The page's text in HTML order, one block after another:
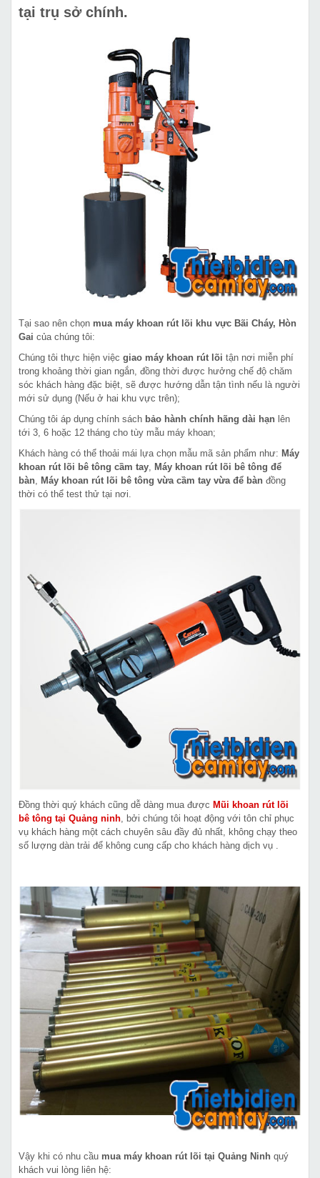
tại trụ sở chính.
Tại sao nên chọn mua máy khoan rút lõi khu vực Bãi Cháy, Hòn
Gai của chúng tôi:
Chúng tôi thực hiện việc giao máy khoan rút lõi tận nơi miễn phí
trong khoảng thời gian ngắn, đồng thời được hưởng chế độ chăm
sóc khách hàng đặc biệt, sẽ được hướng dẫn tận tình nếu là người
mới sử dụng (Nếu ở hai khu vực trên);
Chúng tôi áp dụng chính sách bảo hành chính hãng dài hạn lên
tới 3, 6 hoặc 12 tháng cho tùy mẫu máy khoan;
Khách hàng có thể thoải mái lựa chọn mẫu mã sản phẩm như: Máy
khoan rút lõi bê tông cầm tay, Máy khoan rút lõi bê tông để
bàn, Máy khoan rút lõi bê tông vừa cầm tay vừa để bàn đồng
thời có thể test thử tại nơi.
Đồng thời quý khách cũng dễ dàng mua được Mũi khoan rút lõi
bê tông tại Quảng ninh, bởi chúng tôi hoạt động với tôn chỉ phục
vụ khách hàng một cách chuyên sâu đầy đủ nhất, không chạy theo
số lượng dàn trải để không cung cấp cho khách hàng dịch vụ .
Vậy khi có nhu cầu mua máy khoan rút lõi tại Quảng Ninh quý
khách vui lòng liên hệ: